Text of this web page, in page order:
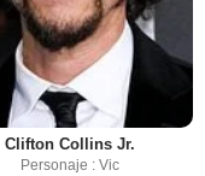
Clifton Collins Jr.
Personaje : Vic